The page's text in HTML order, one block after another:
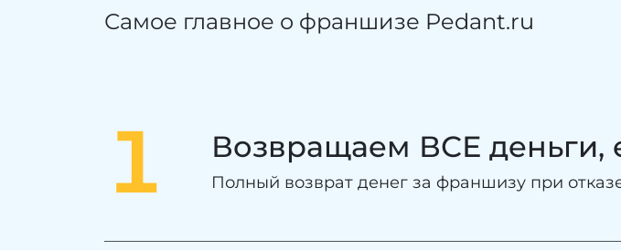
Самое главное о франшизе Pedant.ru
1 Возвращаем ВСЕ деньги,
Полный возврат денег за франшизу при